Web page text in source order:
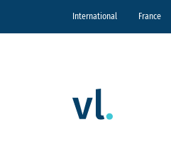
International France